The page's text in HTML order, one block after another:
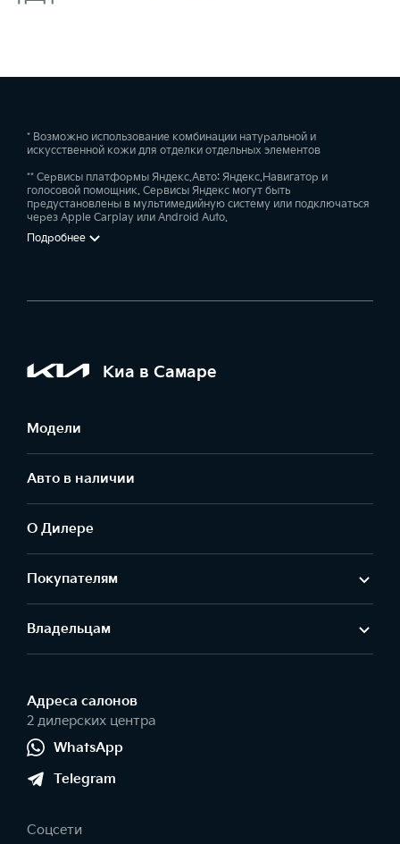
* Возможно использование комбинации натуральной и
искусственной кожи для отделки отдельных элементов
** Сервисы платформы Яндекс.Авто: Яндекс.Навигатор и
голосовой помощник. Сервисы Яндекс могут быть
предустановлены в мультимедийную систему или подключаться
через Apple Carplay или Android Auto.
Подробнее
Киа в Самаре
Модели
Авто в наличии
О Дилере
Покупателям
Владельцам
Адреса салонов
2 дилерских центра
WhatsApp
Telegram
Соцсети